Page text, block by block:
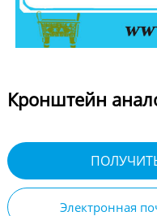
Кронштейн
Электронная